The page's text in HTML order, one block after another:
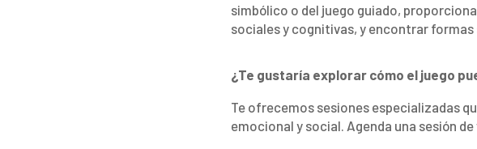
simbólico o del juego guiado,
sociales y cognitivas, y encontrar
¿Te gustaría explorar cómo el juego
Te ofrecemos sesiones especializadas
emocional y social. Agenda una sesión